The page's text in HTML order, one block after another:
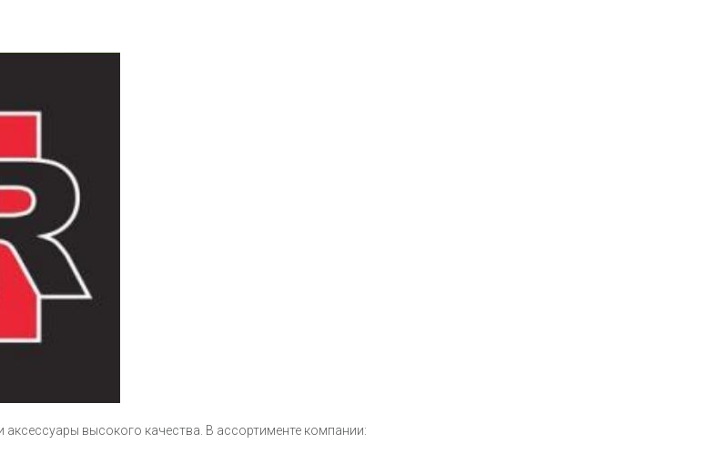
высокого качества. В ассортименте компании: